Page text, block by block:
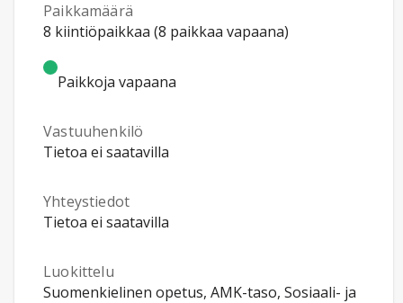
Paikkamäärä
8 kiintiöpaikkaa (8 paikkaa vapaana)
Paikkoja vapaana
Vastuuhenkilö
Tietoa ei saatavilla
Yhteystiedot
Tietoa ei saatavilla
Luokittelu
Suomenkielinen opetus, AMK-taso, Sosiaali- ja